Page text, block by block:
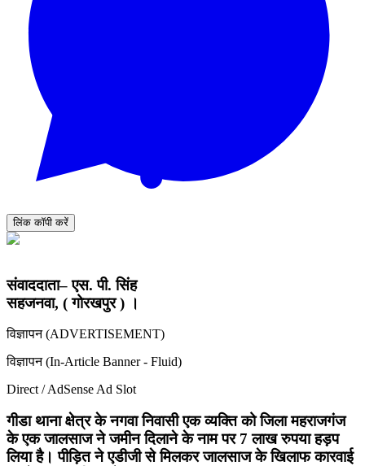
लिंक कॉपी करें
संवाददाता– एस. पी. सिंह
सहजनवा, ( गोरखपुर ) ।
विज्ञापन (ADVERTISEMENT)
विज्ञापन (In-Article Banner - Fluid)
Direct / AdSense Ad Slot
गीडा थाना क्षेत्र के नगवा निवासी एक व्यक्ति को जिला महराजगंज
के एक जालसाज ने जमीन दिलाने के नाम पर 7 लाख रुपया हड़प
लिया है। पीड़ित ने एडीजी से मिलकर जालसाज के खिलाफ कारवाई